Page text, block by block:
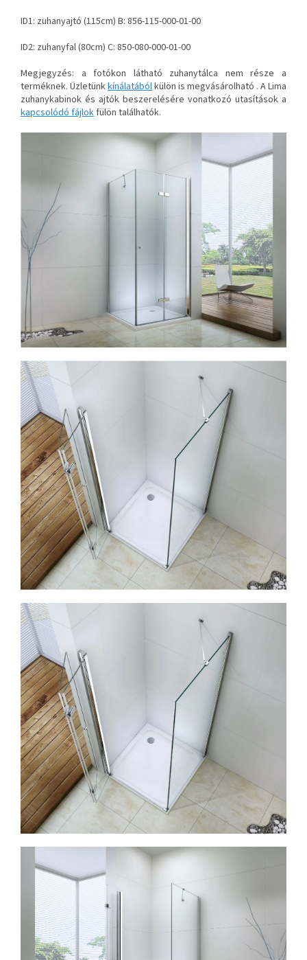
ID1: zuhanyajtó (115cm) B: 856-115-000-01-00
ID2: zuhanyfal (80cm) C: 850-080-000-01-00
Megjegyzés: a fotókon látható zuhanytálca nem része a
terméknek. Üzletünkkínálatábólkülön is megvásárolható . A Lima
zuhanykabinok és ajtók beszerelésére vonatkozó utasítások a
kapcsolódó fájlokfülön találhatók.